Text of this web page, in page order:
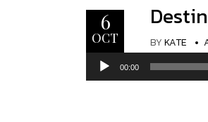
6
OCT BYKATE
Audio
Player00:00